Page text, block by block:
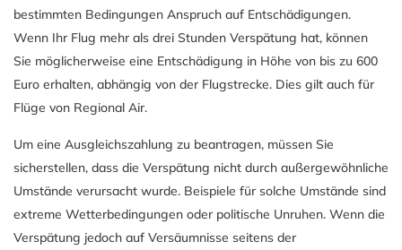
bestimmten Bedingungen Anspruch auf Entschädigungen.
Wenn Ihr Flug mehr als drei Stunden Verspätung hat, können
Sie möglicherweise eine Entschädigung in Höhe von bis zu 600
Euro erhalten, abhängig von der Flugstrecke. Dies gilt auch für
Flüge von Regional Air.
Um eine Ausgleichszahlung zu beantragen, müssen Sie
sicherstellen, dass die Verspätung nicht durch außergewöhnliche
Umstände verursacht wurde. Beispiele für solche Umstände sind
extreme Wetterbedingungen oder politische Unruhen. Wenn die
Verspätung jedoch auf Versäumnisse seitens der